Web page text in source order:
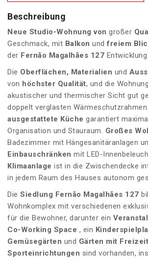
Beschreibung
Neue Studio-Wohnung von großer
Geschmack, mit Balkon undfreiem
der Fernão Magalhães 127
Die Oberflächen, Materialien und
von höchster Qualität, und die
akustischer und thermischer Sicht gut
doppelt verglasten
ausgestattete Küche garantiert
Organisation und Stauraum. Großes
Badezimmer mit Hängesanitäranlagen
Einbauschränken mit LED-
Klimaanlage ist in die Zwischendecke
in jedem Raum des Hauses autonom
Die Siedlung Fernão Magalhães 127
Wohnkomplex mit verschiedenen
für die Bewohner, darunter ein
Co-Working Space , ein
Gemüsegärten und Gärten mit
Sporteinrichtungen sind vorhanden,